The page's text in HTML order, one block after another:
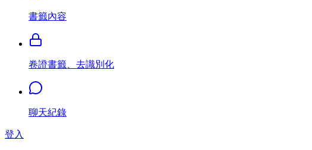
書籤內容
卷證書籤、去識別化
聊天紀錄
登入